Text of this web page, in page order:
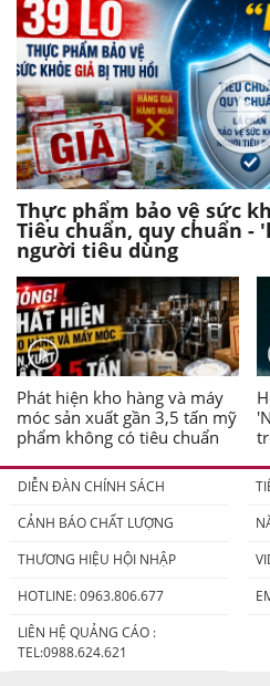
Thực phẩm bảo vệ sức
Tiêu chuẩn, quy chuẩn -
người tiêu dùng
Phát hiện kho hàng và máy
móc sản xuất gần 3,5 tấn mỹ
phẩm không có tiêu chuẩn
DIỄN ĐÀN CHÍNH SÁCH
CẢNH BÁO CHẤT LƯỢNG
THƯƠNG HIỆU HỘI NHẬP
HOTLINE: 0963.806.677
LIÊN HỆ QUẢNG CÁO :
TEL:0988.624.621